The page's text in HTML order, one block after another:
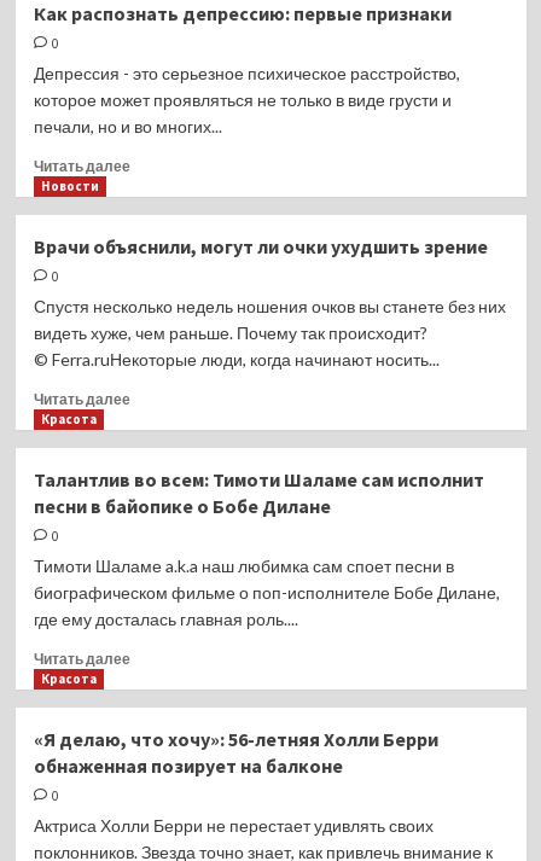
нашли
подавить
страха
Как распознать депрессию: первые признаки
0
Депрессия - это серьезное психическое расстройство,
которое может проявляться не только в виде грусти и
печали, но и во многих...
Читать далееПрочитать
распознать
первые
Новости
Врачи объяснили, могут ли очки ухудшить зрение
0
Спустя несколько недель ношения очков вы станете без них
видеть хуже, чем раньше. Почему так происходит?
© Ferra.ruНекоторые люди, когда начинают носить...
Читать далееПрочитать
объяснили,
могут ли
ухудшить
Красота
Талантлив во всем: Тимоти Шаламе сам исполнит
песни в байопике о Бобе Дилане
0
Тимоти Шаламе a.k.a наш любимка сам споет песни в
биографическом фильме о поп-исполнителе Бобе Дилане,
где ему досталась главная роль....
Читать далееПрочитать
во
всем:
Шаламе
Красота
«Я делаю, что хочу»: 56-летняя Холли Берри
обнаженная позирует на балконе
0
Актриса Холли Берри не перестает удивлять своих
поклонников. Звезда точно знает, как привлечь внимание к